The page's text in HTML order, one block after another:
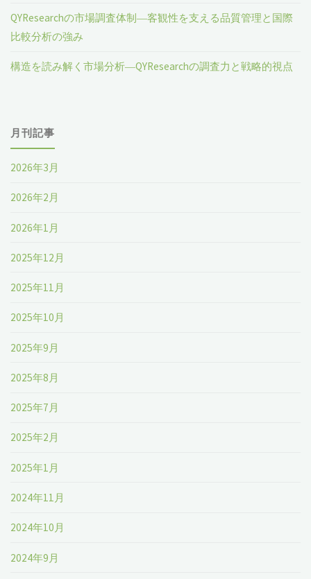
QYResearchの市場調査体制―客観性を支える品質管理と国際
比較分析の強み
構造を読み解く市場分析―QYResearchの調査力と戦略的視点
月刊記事
2026年3月
2026年2月
2026年1月
2025年12月
2025年11月
2025年10月
2025年9月
2025年8月
2025年7月
2025年2月
2025年1月
2024年11月
2024年10月
2024年9月